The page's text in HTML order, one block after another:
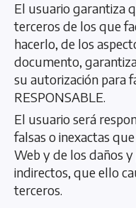
El usuario garantiza
terceros de los que
hacerlo, de los
documento,
su autorización para
RESPONSABLE.
El usuario será
falsas o inexactas
Web y de los daños
indirectos, que ello
terceros.